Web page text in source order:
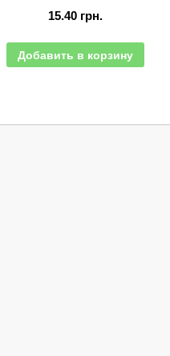
15.40 грн.
Добавить в корзину